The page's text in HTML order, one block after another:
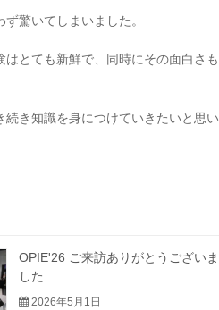
驚いてしまいました。
とても新鮮で、同時にその面白さも
き知識を身につけていきたいと思い
OPIE'26 ご来訪ありがとうございま
した
2026年5月1日